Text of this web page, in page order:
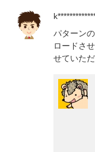
パターン
ロードさ
せていた